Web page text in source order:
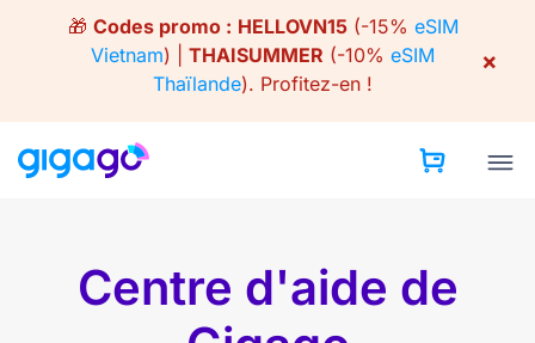
🎁 Codes promo : HELLOVN15(-15% eSIM
Vietnam) | THAISUMMER (-10% eSIM
Thaïlande). Profitez-en !
×
Centre d'aide de